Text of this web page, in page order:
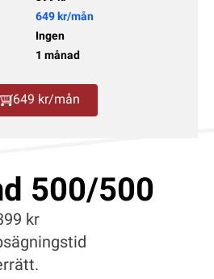
649 kr/mån
Ingen
1 månad
649 kr/mån
500/500
kr